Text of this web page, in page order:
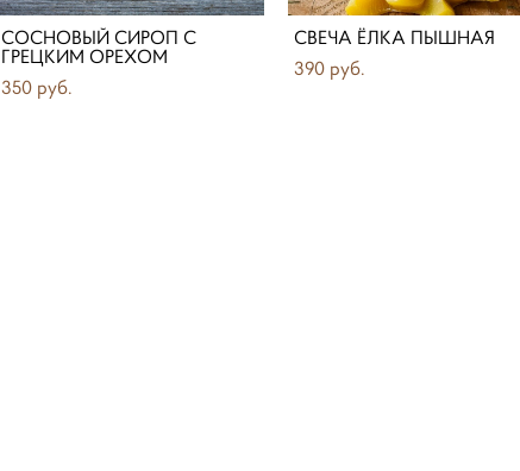
СОСНОВЫЙ СИРОП С
ГРЕЦКИМ ОРЕХОМ
350 pуб.
СВЕЧА ЁЛКА ПЫШНАЯ
390 pуб.